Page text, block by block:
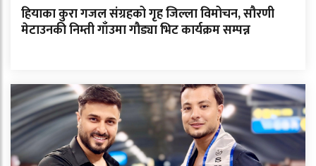
हियाका कुरा गजल संग्रहको गृह जिल्ला विमोचन, सौरणी
मेटाउनकी निम्ती गाँउमा गौड्या भिट कार्यक्रम सम्पन्न